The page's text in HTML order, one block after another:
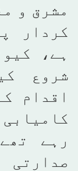
مشرق و
کردار
ہے،
شروع
اقدام
رہے